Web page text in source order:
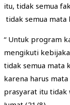
itu, tidak semua
tidak semua mata
“ Untuk program
mengikuti
tidak semua mata
karena harus
prasyarat itu tidak